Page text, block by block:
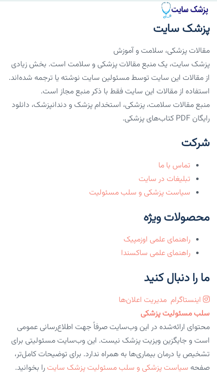
پزشک سایت
مقالات پزشکی، سلامت و آموزش
پزشک سایت، یک منبع مقالات پزشکی و سلامت است. بخش زیادی
از مقالات این سایت توسط مسئولین سایت نوشته یا ترجمه شده‌اند.
استفاده از مقالات این سایت فقط با ذکر منبع مجاز است.
منبع مقالات سلامت، پزشکی، استخدام پزشک و دندانپزشک، دانلود
رایگان PDF کتاب‌های پزشکی.
شرکت
تماس با ما
تبلیغات در سایت
سیاست پزشکی و سلب مسئولیت
محصولات ویژه
راهنمای علمی اوزمپیک
راهنمای علمی ساکسندا
ما را دنبال کنید
اینستاگرام مدیریت اعلان‌ها
سلب مسئولیت پزشکی
محتوای ارائه‌شده در این وب‌سایت صرفاً جهت اطلاع‌رسانی عمومی
است و جایگزین ویزیت پزشک نیست. این وب‌سایت مسئولیتی برای
تشخیص یا درمان بیماری‌ها به همراه ندارد. برای توضیحات کامل‌تر،
صفحه سیاست پزشکی و سلب مسئولیت پزشک سایت را بخوانید.